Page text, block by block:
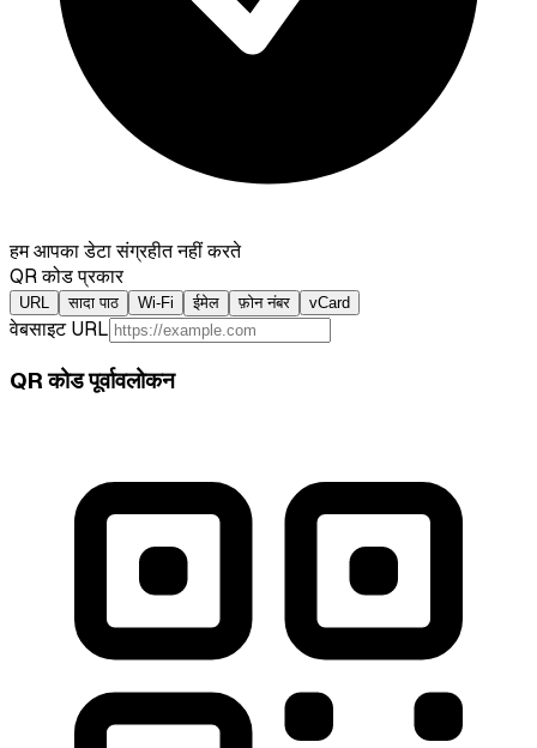
हम आपका डेटा संग्रहीत नहीं करते
QR कोड प्रकार
URL सादा पाठ Wi-Fi ईमेल फ़ोन नंबर vCard
वेबसाइट URL
QR कोड पूर्वावलोकन